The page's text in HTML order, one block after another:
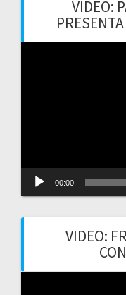
VIDEO:
00:00
VIDEO: